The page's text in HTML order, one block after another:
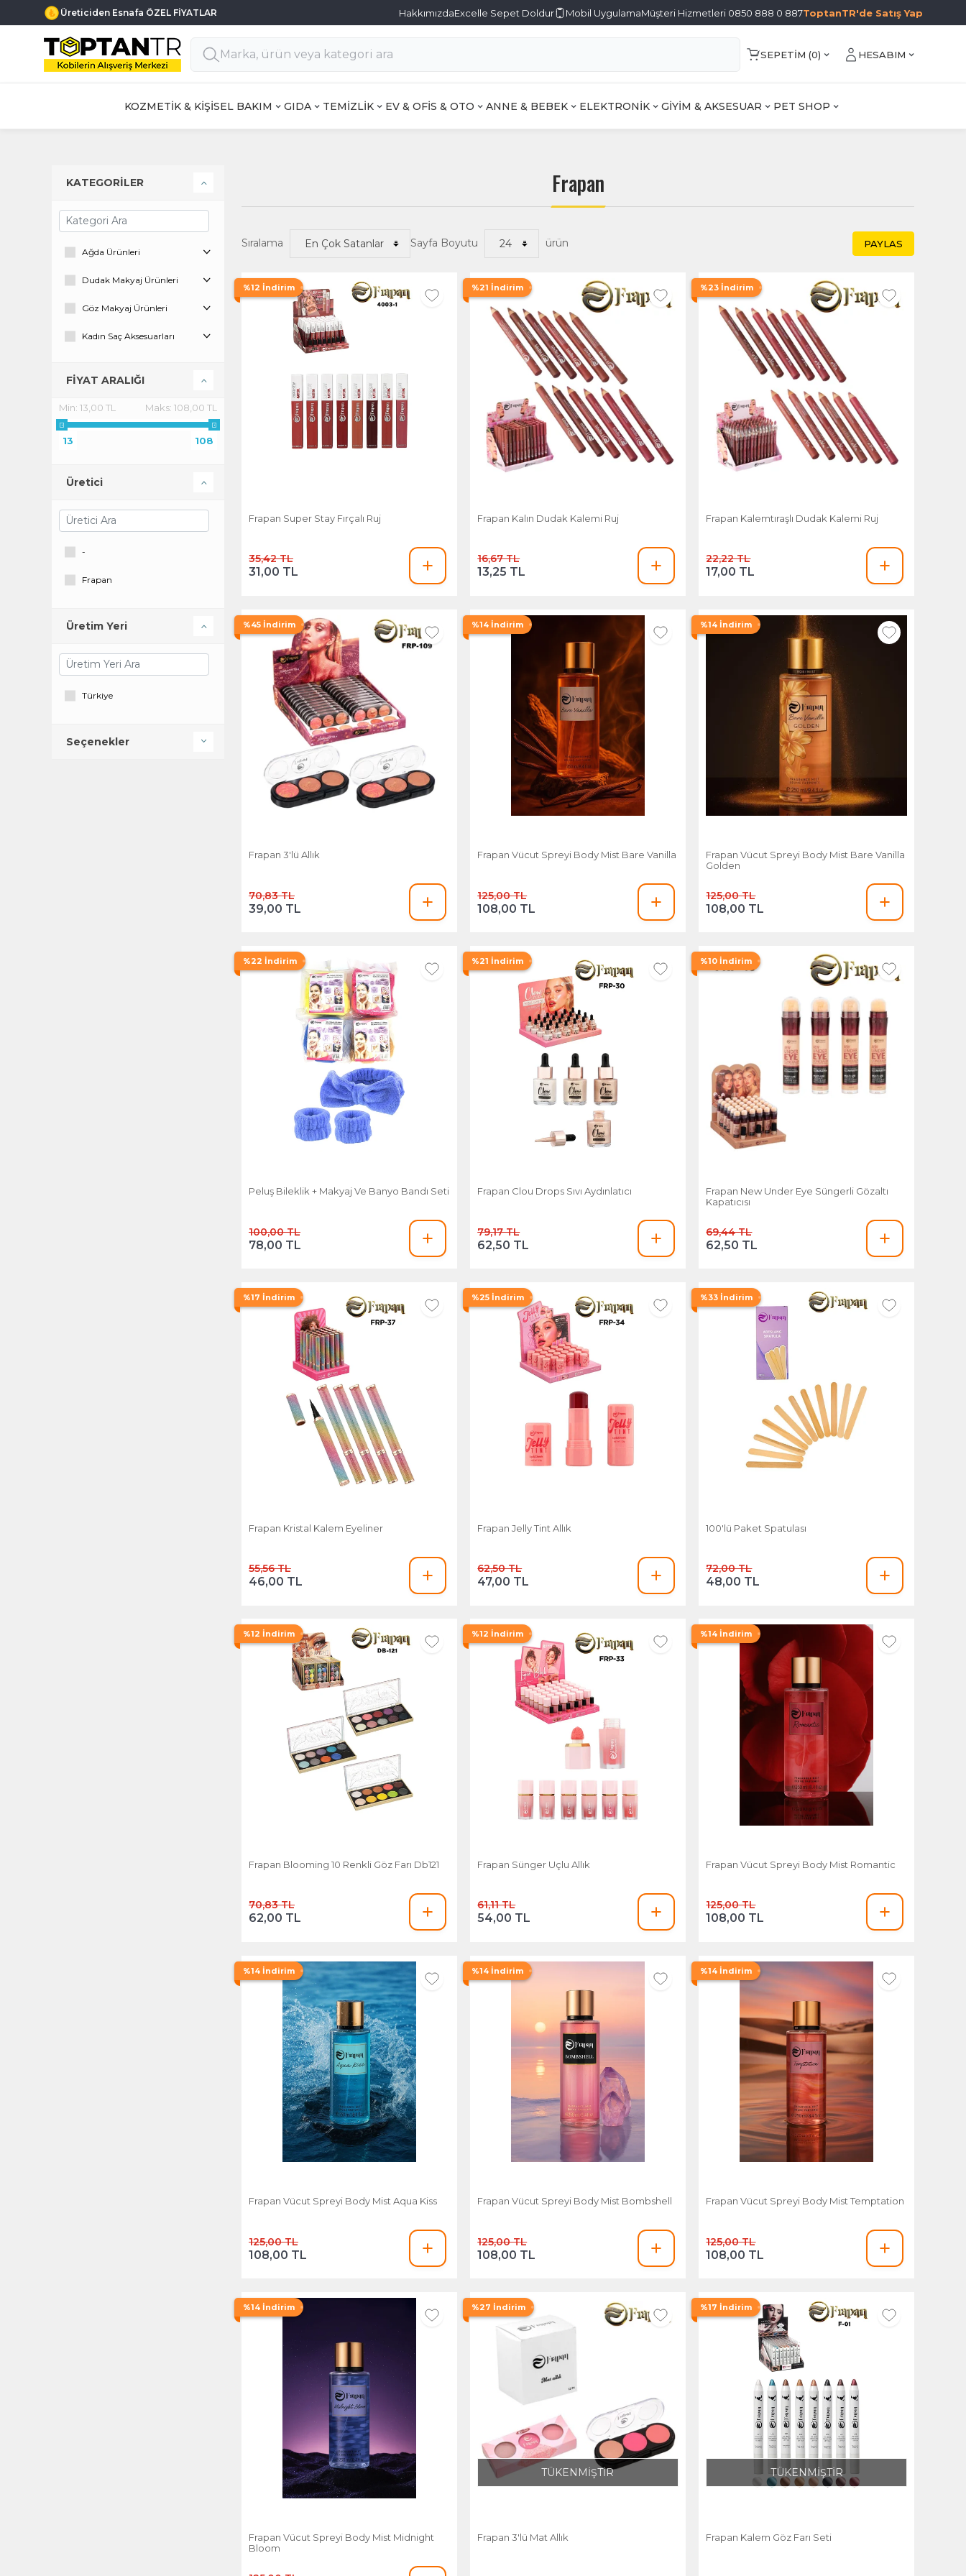
Üreticiden Esnafa ÖZEL FİYATLAR HakkımızdaExcelle Sepet Doldur Mobil UygulamaMüşteri Hizmetleri 0850 888 0 887ToptanTR'de Satış Yap
SEPETIM (0) HESABIM
KOZMETİK & KİŞİSEL BAKIM GIDA TEMİZLİK EV & OFİS & OTO ANNE & BEBEK ELEKTRONİK GİYİM & AKSESUAR PET SHOP
Frapan
Sıralama Sayfa Boyutu ürün PAYLAS
%12 İndirim
Frapan Super Stay Fırçalı Ruj
35,42 TL
31,00 TL
%21 İndirim
Frapan Kalın Dudak Kalemi Ruj
16,67 TL
13,25 TL
%23 İndirim
Frapan Kalemtıraşlı Dudak Kalemi Ruj
22,22 TL
17,00 TL
%45 İndirim
Frapan 3'lü Allık
70,83 TL
39,00 TL
%14 İndirim
Frapan Vücut Spreyi Body Mist Bare Vanilla
125,00 TL
108,00 TL
%14 İndirim
Frapan Vücut Spreyi Body Mist Bare Vanilla
Golden
125,00 TL
108,00 TL
%22 İndirim
Peluş Bileklik + Makyaj Ve Banyo Bandı Seti
100,00 TL
78,00 TL
%21 İndirim
Frapan Clou Drops Sıvı Aydınlatıcı
79,17 TL
62,50 TL
%10 İndirim
Frapan New Under Eye Süngerli Gözaltı
Kapatıcısı
69,44 TL
62,50 TL
%17 İndirim
Frapan Kristal Kalem Eyeliner
55,56 TL
46,00 TL
%25 İndirim
Frapan Jelly Tint Allık
62,50 TL
47,00 TL
%33 İndirim
100'lü Paket Spatulası
72,00 TL
48,00 TL
%12 İndirim
Frapan Blooming 10 Renkli Göz Farı Db121
70,83 TL
62,00 TL
%12 İndirim
Frapan Sünger Uçlu Allık
61,11 TL
54,00 TL
%14 İndirim
Frapan Vücut Spreyi Body Mist Romantic
125,00 TL
108,00 TL
%14 İndirim
Frapan Vücut Spreyi Body Mist Aqua Kiss
125,00 TL
108,00 TL
%14 İndirim
Frapan Vücut Spreyi Body Mist Bombshell
125,00 TL
108,00 TL
%14 İndirim
Frapan Vücut Spreyi Body Mist Temptation
125,00 TL
108,00 TL
%14 İndirim
Frapan Vücut Spreyi Body Mist Midnight
Bloom
%27 İndirim
TÜKENMİŞTİR
Frapan 3'lü Mat Allık
%17 İndirim
TÜKENMİŞTİR
Frapan Kalem Göz Farı Seti
KATEGORİLER
Ağda Ürünleri
Dudak Makyaj Ürünleri
Göz Makyaj Ürünleri
Kadın Saç Aksesuarları
Ten Makyajı
FİYAT ARALIĞI
Min: 13,00 TL Maks: 108,00 TL
13 108
Üretici
-
Frapan
Üretim Yeri
Türkiye
Seçenekler